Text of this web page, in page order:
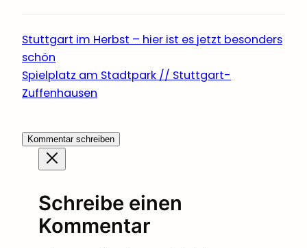
Stuttgart im Herbst – hier ist es jetzt besonders
schön
Spielplatz am Stadtpark // Stuttgart-
Zuffenhausen
Kommentar schreiben
Schreibe einen
Kommentar